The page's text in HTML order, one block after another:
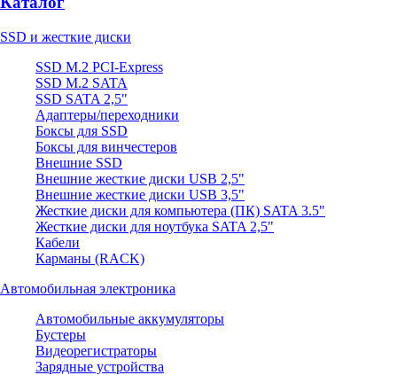
SSD и жесткие диски
SSD M.2 PCI-Express
SSD M.2 SATA
SSD SATA 2,5"
Адаптеры/переходники
Боксы для SSD
Боксы для винчестеров
Внешние SSD
Внешние жесткие диски USB 2,5"
Внешние жесткие диски USB 3,5"
Жесткие диски для компьютера (ПК) SATA 3.5"
Жесткие диски для ноутбука SATA 2,5"
Кабели
Карманы (RACK)
Автомобильная электроника
Автомобильные аккумуляторы
Бустеры
Видеорегистраторы
Зарядные устройства